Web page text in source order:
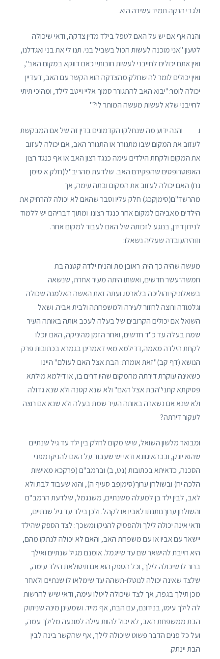
ולגבי הנקה תמיד עשירה היא.
והנה אף אם יש על האם לטפל בילד מדין צדקה, ודאי שיכולה
לטעון "אני מוכנה לעשות הכול בשביל בני. תנו לי את בני ואגדלנו,
ואין אתם יכולים לחייבני לעשות חובותיי כאם דווקא במקום האב",
ואין יכולים לומר לה שחלק מהצדקה הוא הקשר עם האב, דעדיין
יכולה לומר:"יבוא האב להתגורר סמוך אליי וייטב לילד, ומהיכי תיתי
לחייבני שלא לעשות מעשה המותר לי?"
ו. והנה ידוע מה שנחלקו הקדמונים בדין זה של אם המבקשת
לעזוב את המקום שבו מתגורר או התגורר האב, אם יכולה לעזוב
את המקום ולקחת הילדים עימה כנגד רצון האב או אף כנגד רצון
האפוטרופסים שהפקידם האב. שלדעת מהריב"ל(חלק א סימן
נח) האם יכולה לעזוב את המקום ובתה עימה, אך
מהרשד"ם(סימןקכג) חלק עליו וסבר שהאם לא יכולה להרחיק את
הילדים מאביהם למקום אחר כנגד רצונו. ומתוך דבריהם יש ללמוד
לנידון דידן, בנוגע לזכותה של האם לעבור למקום אחר.
וזוהיהעובדה שעליה נשאלו:
מעשה שהיה כך היה: ראובן מת והניח ילדה קטנה בת
חמשה־עשר חדשים, ואשתו היתה מעיר אחרת, שנשאה
בשאלוניקי והוליכה בלארסו. ועתה זאת האשה האלמנה שכולה
וגלמודה ורוצה לחזור לעירה ולמשפחתה ולבית אביה. ושאל
השואל אם יכולים הקרובים של בעלה לעכב אותה באותה העיר
שמת בעלה עד כ"ד חדשים, ואחר הזמן מהיניקה, האם יוכלו
לקחת הילדה מאמה,דדילמא מאי דאמרינן בגמרא בכתובות פרק
הנושא (דף קב)"זאת אומרת: הבת אצל האם לעולם" היינו
כשאינה עוקרת דירתה מהמקום שהיו דרים בו, או דילמא מילתא
פסיקתא קתני"הבת אצל האם" ולא שנא קטנה ולא שנא גדולה
ולא שנא אם נשארה באותה העיר שמת בעלה ולא שנא אם רוצה
לעקור דירתה?
ומבואר מלשון השואל, שיש מקום לחלק בין ילד עד גיל שנתיים
שהוא יונק, ובכהאיגוונא ודאי יש שעבוד על האם להניקו מפני
הסכנה, כדאיתא בכתובות (נט, ב) וברמב"ם (פרקכא מאישות
הלכה יח) ובשולחן ערוך(סימןפב סעיף ה), והוא שעבוד לבת ולא
לאב, לבין ילד בן למעלה משנתיים, משנגמל, שלדעת הרמב"ם
והשולחן ערוךנותנתו לאביו או לקהל. ולכן בילד עד גיל שנתיים,
ודאי אינה יכולה לילך ולהפסיק להניקו.ומשכך: לצד הספק שהילד
יישאר עם אביו או עם משפחת האב, והאם לא יכולה לנתקו מהם,
היא חייבת להישאר שם עד שייגמל. אומנם מגיל שנתיים ואילך
ברור לו שיכולה לילך, וכל הספק הוא אם תיטולאת הילד עימה,
שלצד שאינה יכולה לנוטלו-תשהה עד שימלאו לו שנתיים ולאחר
מכן תילך בגפה, אך לצד שיכולה ליטלו עימה, ודאי שיש להרשות
לה לילך עימו, בנידונם, עם הבת, אף מייד. ושמעינן מינה שניתוק
הבת ממשפחת האב, לא יכול להוות עילה למונעה מלילך עמה,
ועל כל פנים הדבר פשוט שיכולה לילך, אף שהקשר בינה לבין
הבת יינתק.